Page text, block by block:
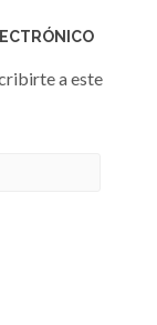
a este